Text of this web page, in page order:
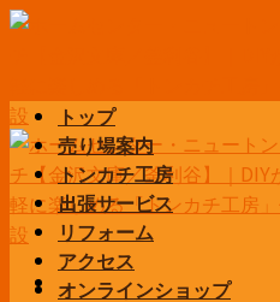
Skip
トップ
売り場案内
トンカチ工房
出張サービス
リフォーム
アクセス
オンラインショップ